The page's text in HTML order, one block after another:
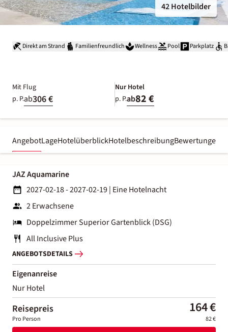
42 Hotelbilder
Direkt am Strand Familienfreundlich Wellness Pool Parkplatz
Mit Flug
p. P.ab306 €
Nur Hotel
p. P.ab82 €
AngebotLageHotelüberblickHotelbeschreibungBewertungen
JAZ Aquamarine
2027-02-18 - 2027-02-19| Eine Hotelnacht
2 Erwachsene
Doppelzimmer Superior Gartenblick (DSG)
All Inclusive Plus
ANGEBOTSDETAILS
Eigenanreise
Nur Hotel
Reisepreis 164 €
Pro Person 82 €